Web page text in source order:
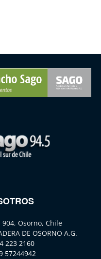
Osorno, Chile
DE OSORNO A.G.
223 2160
57244942